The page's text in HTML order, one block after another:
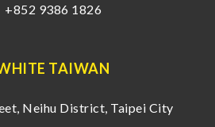
+852 9386 1826
TAIWAN
Neihu District, Taipei City